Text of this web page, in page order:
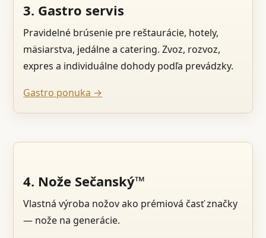
3. Gastro servis
Pravidelné brúsenie pre reštaurácie, hotely,
mäsiarstva, jedálne a catering. Zvoz, rozvoz,
expres a individuálne dohody podľa prevádzky.
Gastro ponuka →
4. Nože Sečanský™
Vlastná výroba nožov ako prémiová časť značky
— nože na generácie.